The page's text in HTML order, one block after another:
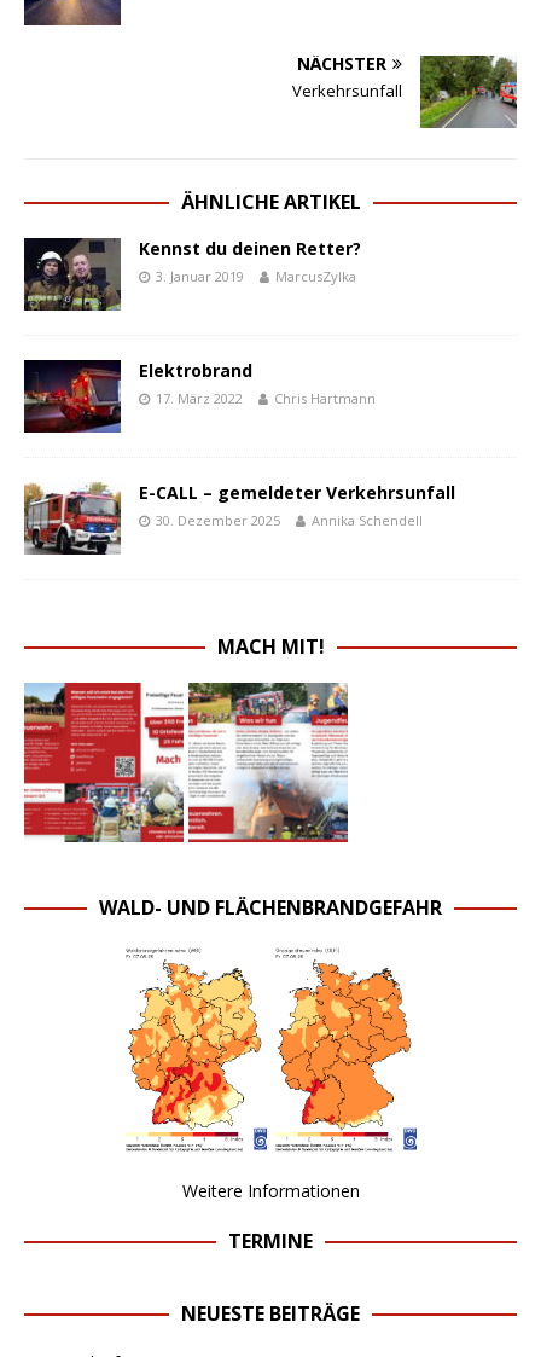
NÄCHSTER
Verkehrsunfall
ÄHNLICHE ARTIKEL
Kennst du deinen Retter?
3. Januar 2019 MarcusZylka
Elektrobrand
17. März 2022 Chris Hartmann
E-CALL – gemeldeter Verkehrsunfall
30. Dezember 2025 Annika Schendell
MACH MIT!
WALD- UND FLÄCHENBRANDGEFAHR
Weitere Informationen
TERMINE
NEUESTE BEITRÄGE